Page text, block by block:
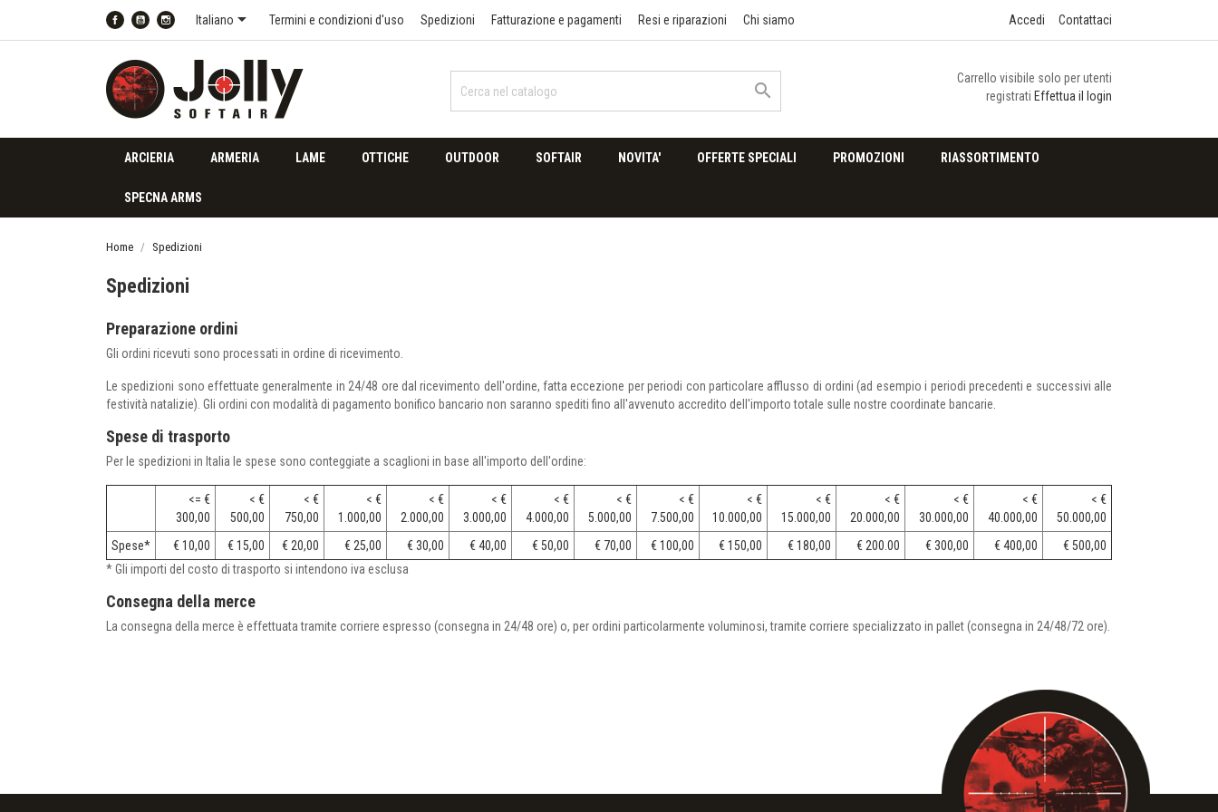
FacebookYouTube
Italiano Termini e condizioni d'uso Spedizioni Fatturazione e pagamenti Resi e riparazioni Chi siamo Accedi Contattaci

Carrello visibile solo per utenti
registrati Effettua il login
ARCIERIA ARMERIA LAME OTTICHE OUTDOOR SOFTAIR NOVITA' OFFERTE SPECIALI PROMOZIONI RIASSORTIMENTO
SPECNA ARMS
Home Spedizioni
Spedizioni
Preparazione ordini
Gli ordini ricevuti sono processati in ordine di ricevimento.
Le spedizioni sono effettuate generalmente in 24/48 ore dal ricevimento dell'ordine, fatta eccezione per periodi con particolare afflusso di ordini (ad esempio i periodi precedenti e successivi alle
festività natalizie). Gli ordini con modalità di pagamento bonifico bancario non saranno spediti fino all'avvenuto accredito dell'importo totale sulle nostre coordinate bancarie.
Spese di trasporto
Per le spedizioni in Italia le spese sono conteggiate a scaglioni in base all'importo dell'ordine:
<= €
300,00
< €
500,00
< €
750,00
< €
1.000,00
< €
2.000,00
< €
3.000,00
< €
4.000,00
< €
5.000,00
< €
7.500,00
< €
10.000,00
< €
15.000,00
< €
20.000,00
< €
30.000,00
< €
40.000,00
< €
50.000,00
Spese*
€ 10,00 € 15,00 € 20,00 € 25,00 € 30,00 € 40,00 € 50,00 € 70,00 € 100,00 € 150,00 € 180,00 € 200.00 € 300,00 € 400,00
€ 500,00
* Gli importi del costo di trasporto si intendono iva esclusa
Consegna della merce
La consegna della merce è effettuata tramite corriere espresso (consegna in 24/48 ore) o, per ordini particolarmente voluminosi, tramite corriere specializzato in pallet (consegna in 24/48/72 ore).